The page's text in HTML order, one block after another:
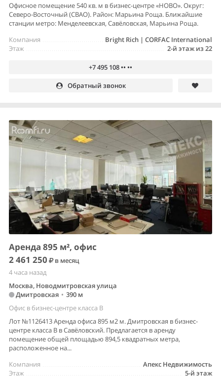
Офисное помещение 540 кв. м в бизнес-центре «НОВО». Округ:
Северо-Восточный (СВАО). Район: Марьина Роща. Ближайшие
станции метро: Менделеевская, Савёловская, Марьина Роща.
Bright Rich | CORFAC International
Компания
2-й этаж из 22
Этаж
+7 495 108 •• ••
Обратный звонок
Аренда 895 м², офис
2 461 250
в месяц
4 часа назад
Москва, Новодмитровская улица
Дмитровская • 390 м
Офис в бизнес-центре класса B
Лот №1126413 Аренда офиса 895 м2 м. Дмитровская в бизнес-
центре класса В в Савёловский. Предлагается в аренду
помещение общей площадью 894,5 квадратных метра,
расположенное на...
Апекс Недвижимость
Компания
5-й этаж
Этаж